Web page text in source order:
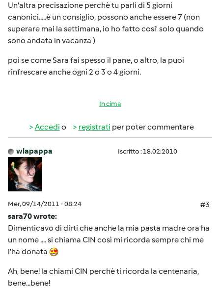
Un'altra precisazione perchè tu parli di 5 giorni
canonici.....è un consiglio, possono anche essere 7 (non
superare mai la settimana, io ho fatto cosi' solo quando
sono andata in vacanza )
poi se come Sara fai spesso il pane, o altro, la puoi
rinfrescare anche ogni 2 o 3 o 4 giorni.
In cima
Accedi o registrati per poter commentare
wlapappa Iscritto : 18.02.2010
Mer, 09/14/2011 - 08:24
#3
sara70 wrote:
Dimenticavo di dirti che anche la mia pasta madre ora ha
un nome .... si chiama CIN così mi ricorda sempre chi me
l'ha donata
Ah, bene! la chiami CIN perchè ti ricorda la centenaria,
bene...bene!